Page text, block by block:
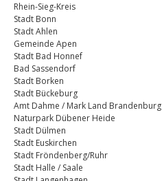
Rhein-Sieg-Kreis
Stadt Bonn
Stadt Ahlen
Gemeinde Apen
Stadt Bad Honnef
Bad Sassendorf
Stadt Borken
Stadt Bückeburg
Amt Dahme / Mark Land Brandenburg
Naturpark Dübener Heide
Stadt Dülmen
Stadt Euskirchen
Stadt Fröndenberg/Ruhr
Stadt Halle / Saale